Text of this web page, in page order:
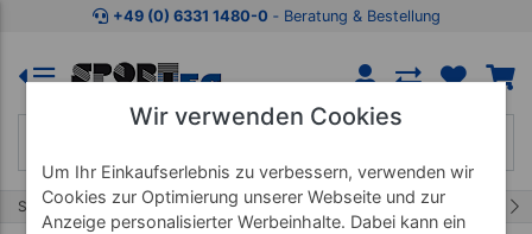
Zum Kaufbereich springen Zur Produktbeschreibung
+49 (0) 6331 1480-0 ‐ Beratung & Bestellung
Start Marken BLACKROLL
Wir verwenden Cookies
Um Ihr Einkaufserlebnis zu verbessern, verwenden wir
Cookies zur Optimierung unserer Webseite und zur
Anzeige personalisierter Werbeinhalte. Dabei kann ein